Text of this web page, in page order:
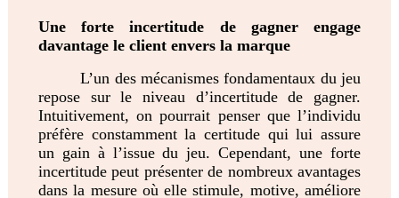
Une forte incertitude de gagner engage
davantage le client envers la marque
L’un des mécanismes fondamentaux du jeu
repose sur le niveau d’incertitude de gagner.
Intuitivement, on pourrait penser que l’individu
préfère constamment la certitude qui lui assure
un gain à l’issue du jeu. Cependant, une forte
incertitude peut présenter de nombreux avantages
dans la mesure où elle stimule, motive, améliore